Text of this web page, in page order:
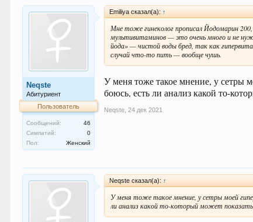
Neqste
Абитуриент
Пользователь
Сообщений:
46
Симпатий:
0
Пол:
Женский
Emiliya сказал(а): ↑
Мне тоже гинеколог прописал Йодомарин
мультивитаминов — это очень много и не
йода» — чистой воды бред, так как
случай что-то пить — вообще чушь.
У меня тоже такое мнение, у сетры
боюсь, есть ли анализ какой то-
Neqste 24 дек 2021
Neqste сказал(а): ↑
У меня тоже такое мнение, у сетры моей
ли анализ какой то-который может